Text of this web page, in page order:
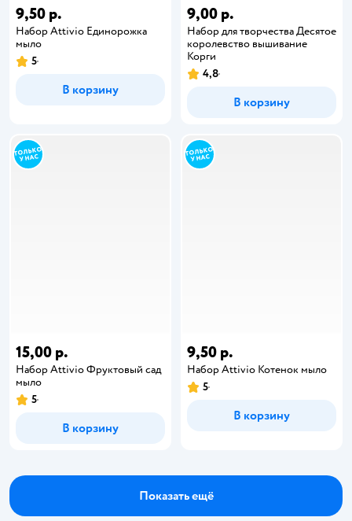
9,50 р.
Набор Attivio Единорожка
мыло
5
В корзину
9,00 р.
Набор для творчества Десятое
королевство вышивание
Корги
4,8
В корзину
15,00 р.
Набор Attivio Фруктовый сад
мыло
5
В корзину
9,50 р.
Набор Attivio Котенок мыло
5
В корзину
Показать ещё